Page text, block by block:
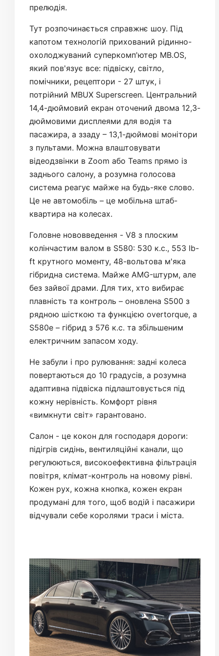
прелюдія.
Тут розпочинається справжнє шоу. Під
капотом технологій прихований рідинно-
охолоджуваний суперкомп'ютер MB.OS,
який пов'язує все: підвіску, світло,
помічники, рецептори - 27 штук, і
потрійний MBUX Superscreen. Центральний
14,4-дюймовий екран оточений двома 12,3-
дюймовими дисплеями для водія та
пасажира, а ззаду – 13,1-дюймові монітори
з пультами. Можна влаштовувати
відеодзвінки в Zoom або Teams прямо із
заднього салону, а розумна голосова
система реагує майже на будь-яке слово.
Це не автомобіль – це мобільна штаб-
квартира на колесах.
Головне нововведення - V8 з плоским
колінчастим валом в S580: 530 к.с., 553 lb-
ft крутного моменту, 48-вольтова м'яка
гібридна система. Майже AMG-штурм, але
без зайвої драми. Для тих, хто вибирає
плавність та контроль – оновлена ​​S500 з
рядною шісткою та функцією overtorque, а
S580e – гібрид з 576 к.с. та збільшеним
електричним запасом ходу.
Не забули і про рулювання: задні колеса
повертаються до 10 градусів, а розумна
адаптивна підвіска підлаштовується під
кожну нерівність. Комфорт рівня
«вимкнути світ» гарантовано.
Салон - це кокон для господаря дороги:
підігрів сидінь, вентиляційні канали, що
регулюються, високоефективна фільтрація
повітря, клімат-контроль на новому рівні.
Кожен рух, кожна кнопка, кожен екран
продумані для того, щоб водій і пасажири
відчували себе королями траси і міста.